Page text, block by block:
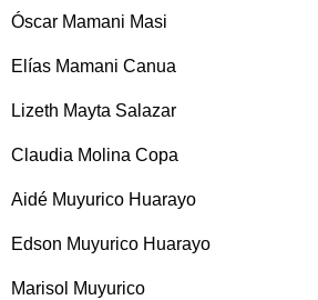
Óscar Mamani Masi
Elías Mamani Canua
Lizeth Mayta Salazar
Claudia Molina Copa
Aidé Muyurico Huarayo
Edson Muyurico Huarayo
Marisol Muyurico